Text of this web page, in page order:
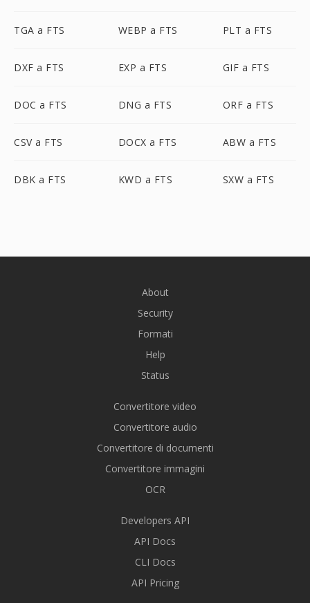
TGA a FTS WEBP a FTS PLT a FTS
DXF a FTS EXP a FTS GIF a FTS
DOC a FTS DNG a FTS ORF a FTS
CSV a FTS DOCX a FTS ABW a FTS
DBK a FTS KWD a FTS SXW a FTS
About
Security
Formati
Help
Status
Convertitore video
Convertitore audio
Convertitore di documenti
Convertitore immagini
OCR
Developers API
API Docs
CLI Docs
API Pricing